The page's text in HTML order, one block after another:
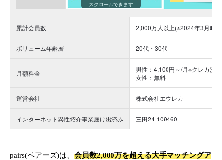
累計会員数 2,000万人以上(※2024年3月時
ボリューム年齢層 20代・30代
月額料金 男性：4,100円～/月※クレカ決
女性：無料
運営会社 株式会社エウレカ
インターネット異性紹介事業届け出済み 三田24-109460
スクロールできます
pairs(ペアーズ)は、 会員数2,000万を超える大手マッチングア